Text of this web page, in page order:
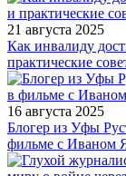
21 августа 2025
Как инвалиду
практические
16 августа 2025
Блогер из Уфы
фильме с Иваном